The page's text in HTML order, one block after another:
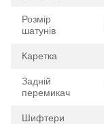
Розмір
шатунів
Каретка
Задній
перемикач
Шифтери